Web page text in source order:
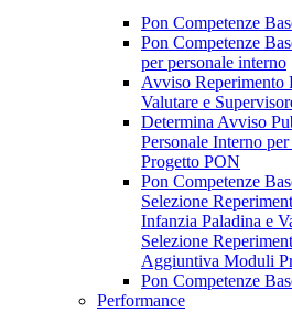
Pon Competenze
Pon Competenze
per personale interno
Avviso Reperimento
Valutare e
Determina Avviso
Personale Interno
Progetto PON
Pon Competenze
Selezione
Infanzia Paladina e
Selezione
Aggiuntiva Moduli
Pon Competenze
Performance